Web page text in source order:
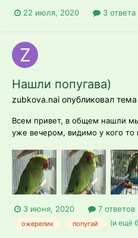
22 июля, 2020 3 ответа
Нашли попугава)
zubkova.nai опубликовал тема
Всем привет, в общем нашли
уже вечером, видимо у кого то
общем разместили его в
песочек,корм рио, смастерила
играет) По описанию оч...
3 июня, 2020 7 ответов
ожерелик попугай (и ещё